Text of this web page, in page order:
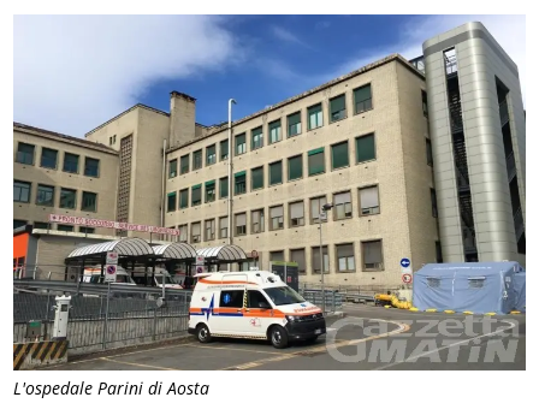
L'ospedale Parini di Aosta